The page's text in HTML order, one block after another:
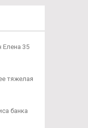
Елена 35
тяжелая
банка